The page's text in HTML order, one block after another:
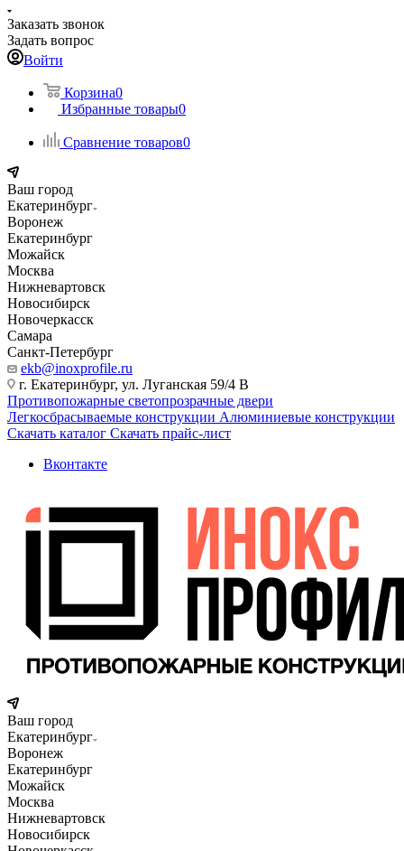
Заказать звонок
Задать вопрос
Войти
Корзина0
Избранные товары0
Сравнение товаров0
Ваш город
Екатеринбург
Воронеж
Екатеринбург
Можайск
Москва
Нижневартовск
Новосибирск
Новочеркасск
Самара
Санкт-Петербург
ekb@inoxprofile.ru
г. Екатеринбург, ул. Луганская 59/4 В
Противопожарные светопрозрачные двери
Легкосбрасываемые конструкции Алюминиевые конструкции
Скачать каталог Скачать прайс-лист
Вконтакте
Ваш город
Екатеринбург
Воронеж
Екатеринбург
Можайск
Москва
Нижневартовск
Новосибирск